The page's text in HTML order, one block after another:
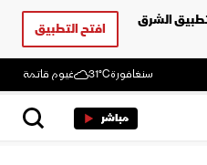
الشرق
افتح التطبيق
سنغافورة31°C غيوم قاتمة
مباشر